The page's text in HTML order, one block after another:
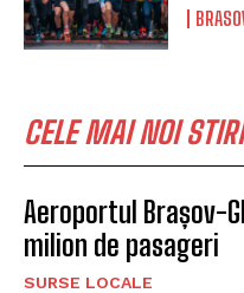
CELE MAI NOI STIRI
Aeroportul Brașov-
milion de pasageri
SURSE LOCALE